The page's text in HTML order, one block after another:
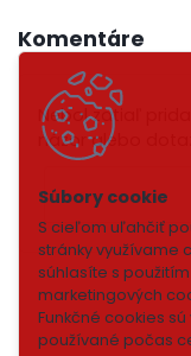
S cieľom uľahčiť
stránky využívame
súhlasíte s
marketingových
Funkčné cookies
používané počas
Komentáre
Nebol zatiaľ
názor alebo